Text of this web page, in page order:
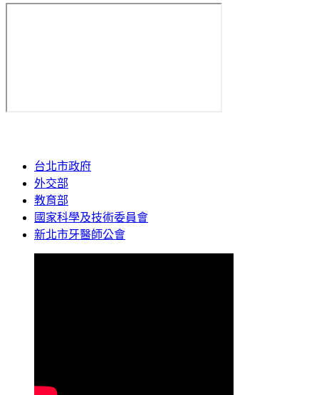
台北市政府
外交部
教育部
國家科學及技術委員會
新北市牙醫師公會